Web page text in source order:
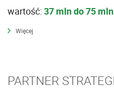
wartość: 37 mln do 75
Więcej
PARTNER